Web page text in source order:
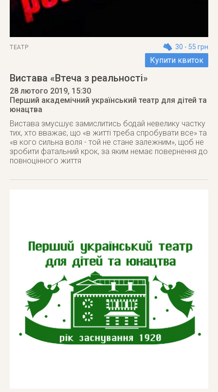
ТЕАТР 30 - 55 грн
Купити квиток
Вистава «Втеча з реальності»
28 лютого 2019, 15:30
Перший академічний український театр для дітей та
юнацтва
Вистава змусшує замислитись бодай невелику частку
тих, хто вважає, що «в житті треба спробувати все» та
«в кого сильна воля - той не стане залежним», щоб не
зробити фатальний крок, за яким немає повернення до
повноцінного життя